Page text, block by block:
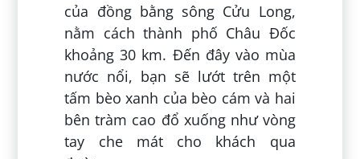
của đồng bằng sông Cửu Long,
nằm cách thành phố Châu Đốc
khoảng 30 km. Đến đây vào mùa
nước nổi, bạn sẽ lướt trên một
tấm bèo xanh của bèo cám và hai
bên tràm cao đổ xuống như vòng
tay che mát cho khách qua